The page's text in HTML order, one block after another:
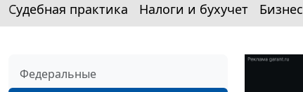
Судебная практика Налоги и бухучет Бизнес
Федеральные